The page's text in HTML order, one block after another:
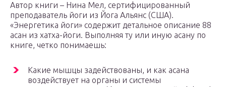
Автор книги – Нина Мел, сертифицированный
преподаватель йоги из Йога Альянс (США).
«Энергетика йоги» содержит детальное описание 88
асан из хатха-йоги. Выполняя ту или иную асану по
книге, четко понимаешь:
Какие мышцы задействованы, и как асана
воздействует на органы и системы